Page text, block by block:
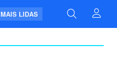
MAIS LIDAS